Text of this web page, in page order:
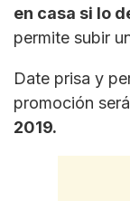
en casa si lo
permite subir
Date prisa y
promoción
2019.